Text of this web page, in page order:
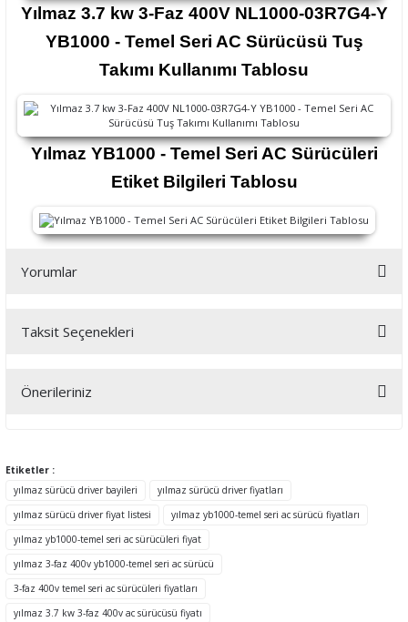
Yılmaz 3.7 kw 3-Faz 400V NL1000-03R7G4-Y
YB1000 - Temel Seri AC Sürücüsü Tuş
Takımı Kullanımı Tablosu
Yılmaz YB1000 - Temel Seri AC Sürücüleri
Etiket Bilgileri Tablosu
Yorumlar
Bu ürüne ilk yorumu siz yapın!
Taksit Seçenekleri
Önerileriniz
tarafımıza iletebilirsiniz.
Görüş ve önerileriniz için teşekkür ederiz.
Ürün açıklamasında eksik bilgiler bulunuyor.
Ürün bilgilerinde hatalar bulunuyor.
Ürün fiyatı diğer sitelerden daha pahalı.
Etiketler :
yılmaz sürücü driver bayileri
yılmaz sürücü driver fiyatları
yılmaz sürücü driver fiyat listesi
yılmaz yb1000-temel seri ac sürücü fiyatları
yılmaz yb1000-temel seri ac sürücüleri fiyat
yılmaz 3-faz 400v yb1000-temel seri ac sürücü
3-faz 400v temel seri ac sürücüleri fiyatları
yılmaz 3.7 kw 3-faz 400v ac sürücüsü fiyatı